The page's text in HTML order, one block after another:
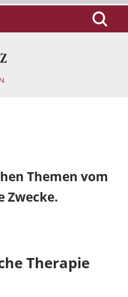
Themen vom
Zwecke.
Therapie